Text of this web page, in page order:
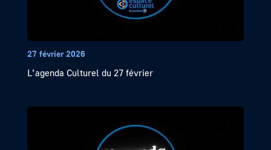
27 février 2026
L’agenda Culturel du 27 février